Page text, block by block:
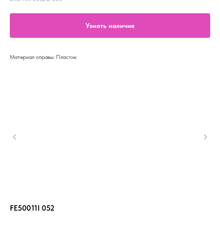
Узнать наличие
Материал оправы: Пластик
FE50011I 052